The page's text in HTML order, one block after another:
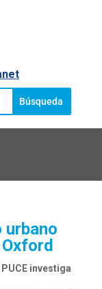
PUCE investiga